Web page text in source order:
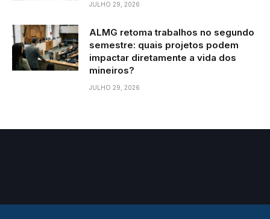
JULHO 29, 2026
ALMG retoma trabalhos no segundo
semestre: quais projetos podem
impactar diretamente a vida dos
mineiros?
JULHO 29, 2026